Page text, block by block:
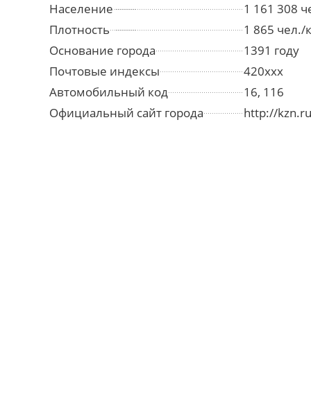
Население
1 161 308
Плотность
1 865 чел./
Основание города
1391 году
Почтовые индексы
420xxx
Автомобильный код
16, 116
Официальный сайт города
http://